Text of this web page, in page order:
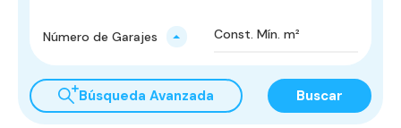
Número de Garajes
Búsqueda Avanzada Buscar